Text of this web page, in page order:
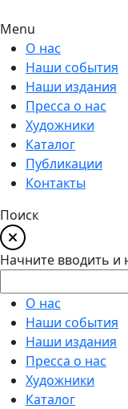
Menu
О нас
Наши события
Наши издания
Пресса о нас
Художники
Каталог
Публикации
Контакты
Поиск
Начните вводить и
О нас
Наши события
Наши издания
Пресса о нас
Художники
Каталог